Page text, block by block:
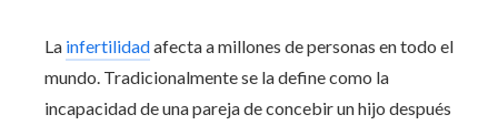
La infertilidadafecta a millones de personas en todo el
mundo. Tradicionalmente se la define como la
incapacidad de una pareja de concebir un hijo después